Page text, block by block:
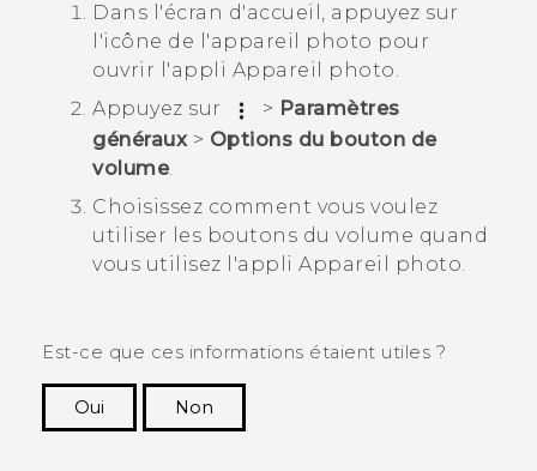
Dans l'écran d'accueil , appuyez sur
l'icône de l'appareil photo pour
ouvrir l'appli Appareil photo.
Appuyez sur
> Paramètres
généraux > Options du bouton de
volume.
Choisissez comment vous voulez
utiliser les boutons du volume quand
vous utilisez l'appli Appareil photo
Est-ce que ces informations étaient utiles ?
Oui
Non